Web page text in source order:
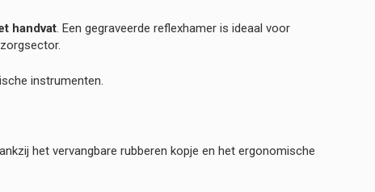
handvat. Een gegraveerde reflexhamer is ideaal voor
instrumenten.
het vervangbare rubberen kopje en het ergonomische